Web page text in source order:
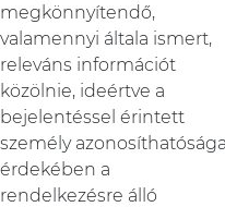
megkönnyítendő,
valamennyi általa ismert,
releváns információt
közölnie, ideértve a
bejelentéssel érintett
személy azonosíthatósága
érdekében a
rendelkezésre álló